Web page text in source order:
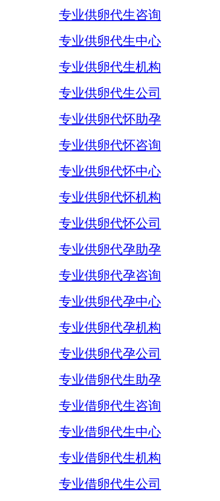
专业供卵代生咨询
专业供卵代生中心
专业供卵代生机构
专业供卵代生公司
专业供卵代怀助孕
专业供卵代怀咨询
专业供卵代怀中心
专业供卵代怀机构
专业供卵代怀公司
专业供卵代孕助孕
专业供卵代孕咨询
专业供卵代孕中心
专业供卵代孕机构
专业供卵代孕公司
专业借卵代生助孕
专业借卵代生咨询
专业借卵代生中心
专业借卵代生机构
专业借卵代生公司